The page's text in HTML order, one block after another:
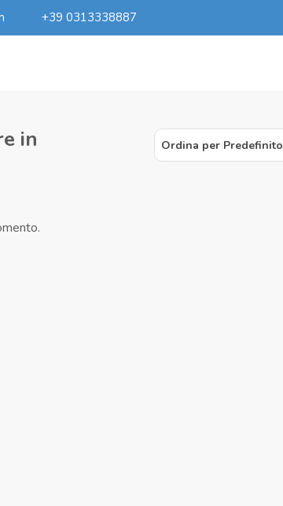
+39 0313338887
in
Ordina per Predefinito